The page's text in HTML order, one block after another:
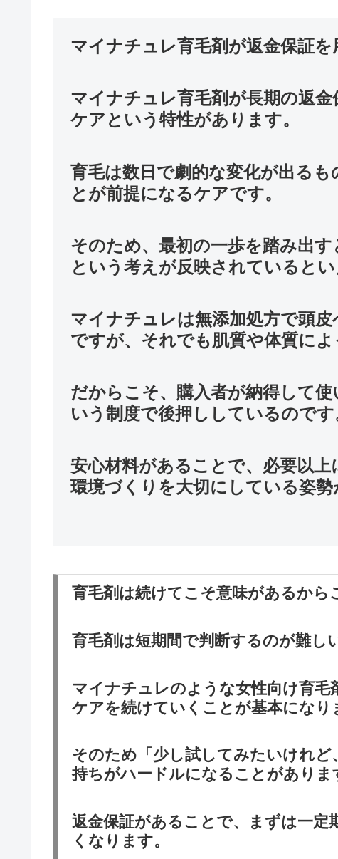
マイナチュレ育毛剤が返金保証
マイナチュレ育毛剤が長期の返
ケアという特性があります。
育毛は数日で劇的な変化が出る
とが前提になるケアです。
そのため、最初の一歩を踏み出
という考えが反映されているとい
マイナチュレは無添加処方で頭
ですが、それでも肌質や体質によ
だからこそ、購入者が納得して
いう制度で後押ししているのです
安心材料があることで、必要以
環境づくりを大切にしている姿勢
育毛剤は続けてこそ意味があるから
育毛剤は短期間で判断するのが難し
マイナチュレのような女性向け育毛
ケアを続けていくことが基本になり
そのため「少し試してみたいけれ
持ちがハードルになることがありま
返金保証があることで、まずは一
くなります。